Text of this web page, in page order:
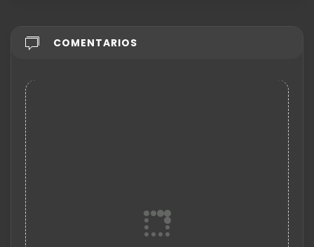
COMENTARIOS